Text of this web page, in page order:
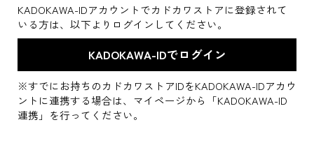
KADOKAWA-IDアカウントでカドカワストアに登録されて
いる方は、以下よりログインしてください。
※すでにお持ちのカドカワストアIDをKADOKAWA-IDアカウ
ントに連携する場合は、マイページから「KADOKAWA-ID
連携」を行ってください。